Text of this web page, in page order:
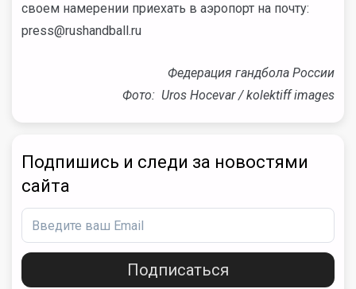
своем намерении приехать в аэропорт на почту:
press@rushandball.ru
Федерация гандбола России
Фото: Uros Hocevar / kolektiff images
Подпишись и следи за новостями
сайта
Подписаться